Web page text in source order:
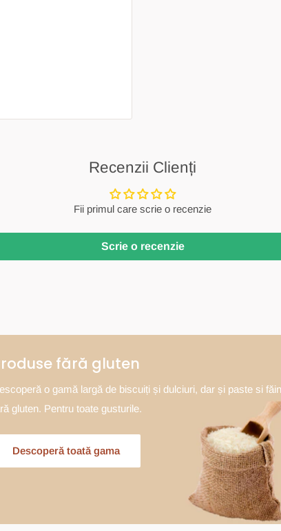
Recenzii Clienți
Fii primul care scrie o recenzie
Scrie o recenzie
fără gluten
o gamă largă de biscuiți și dulciuri, dar și paste si
gluten. Pentru toate gusturile.
Descoperă toată gama